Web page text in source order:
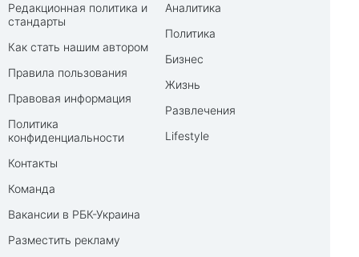
Редакционная политика и
стандарты
Как стать нашим автором
Правила пользования
Правовая информация
Политика
конфиденциальности
Контакты
Команда
Вакансии в РБК-Украина
Разместить рекламу
Аналитика
Политика
Бизнес
Жизнь
Развлечения
Lifestyle